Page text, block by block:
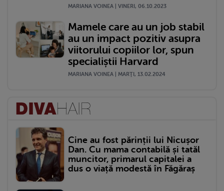
MARIANA VOINEA | VINERI, 06.10.2023
Mamele care au un job stabil
au un impact pozitiv asupra
viitorului copiilor lor, spun
specialiștii Harvard
MARIANA VOINEA | MARŢI, 13.02.2024
Cine au fost părinții lui Nicușor
Dan. Cu mama contabilă și tatăl
muncitor, primarul capitalei a
dus o viață modestă în Făgăraș